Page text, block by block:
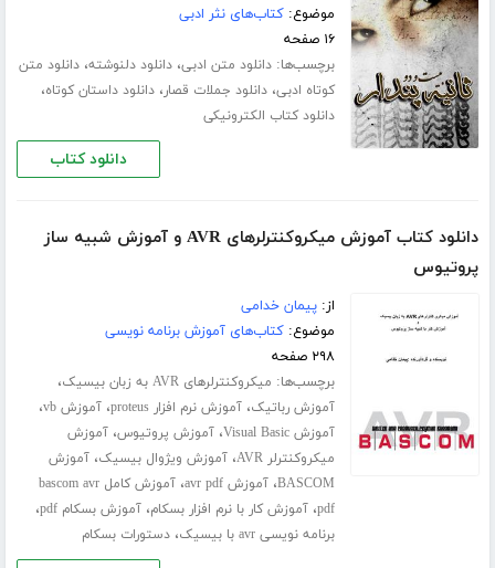
موضوع:کتاب‌های نثر ادبی
۱۶ صفحه
برچسب‌ها:دانلود متن ادبی،دانلود دلنوشته،دانلود متن
کوتاه ادبی،دانلود جملات قصار،دانلود داستان کوتاه،
دانلود کتاب الکترونیکی
دانلود کتاب
دانلود کتاب آموزش میکروکنترلرهای AVR و آموزش شبیه ساز
پروتیوس
از:پیمان خدامی
موضوع:کتاب‌های آموزش برنامه نویسی
۲۹۸ صفحه
برچسب‌ها: میکروکنترلرهای AVR به زبان بیسیک ،
آموزش رباتیک،آموزش نرم افزار proteus ،آموزش vb ،
آموزش Visual Basic ،آموزش پروتیوس،آموزش
میکروکنترلر AVR
،آموزش ویژوال بیسیک،آموزش
BASCOM،آموزش avr pdf ،
آموزش کامل bascom avr
pdf،آموزش کار با نرم افزار بسکام،آموزش بسکام pdf ،
برنامه نویسی avr با بیسیک ،دستورات بسکام